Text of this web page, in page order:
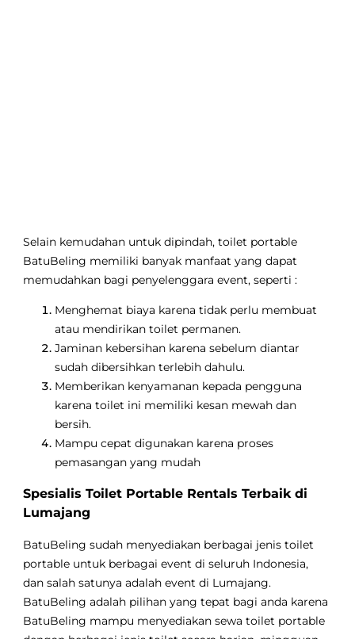
Selain kemudahan untuk dipindah, toilet portable
BatuBeling memiliki banyak manfaat yang dapat
memudahkan bagi penyelenggara event, seperti :
Menghemat biaya karena tidak perlu membuat
atau mendirikan toilet permanen.
Jaminan kebersihan karena sebelum diantar
sudah dibersihkan terlebih dahulu.
Memberikan kenyamanan kepada pengguna
karena toilet ini memiliki kesan mewah dan
bersih.
Mampu cepat digunakan karena proses
pemasangan yang mudah
Spesialis Toilet Portable Rentals Terbaik di
Lumajang
BatuBeling sudah menyediakan berbagai jenis toilet
portable untuk berbagai event di seluruh Indonesia,
dan salah satunya adalah event di Lumajang.
BatuBeling adalah pilihan yang tepat bagi anda karena
BatuBeling mampu menyediakan sewa toilet portable